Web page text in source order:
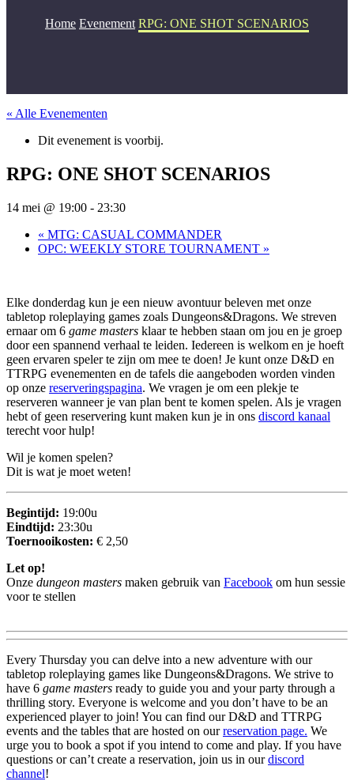
Home Evenement RPG: ONE SHOT SCENARIOS
« Alle Evenementen
Dit evenement is voorbij.
RPG: ONE SHOT SCENARIOS
14 mei @ 19:00 - 23:30
« MTG: CASUAL COMMANDER
OPC: WEEKLY STORE TOURNAMENT »
Elke donderdag kun je een nieuw avontuur beleven met onze
tabletop roleplaying games zoals Dungeons&Dragons. We streven
ernaar om 6 game masters klaar te hebben staan om jou en je groep
door een spannend verhaal te leiden. Iedereen is welkom en je hoeft
geen ervaren speler te zijn om mee te doen! Je kunt onze D&D en
TTRPG evenementen en de tafels die aangeboden worden vinden
op onze reserveringspagina. We vragen je om een plekje te
reserveren wanneer je van plan bent te komen spelen. Als je vragen
hebt of geen reservering kunt maken kun je in ons discord kanaal
terecht voor hulp!
Wil je komen spelen?
Dit is wat je moet weten!
Begintijd: 19:00u
Eindtijd: 23:30u
Toernooikosten: € 2,50
Let op!
Onze dungeon masters maken gebruik van Facebook om hun sessie
voor te stellen
Every Thursday you can delve into a new adventure with our
tabletop roleplaying games like Dungeons&Dragons. We strive to
have 6 game masters ready to guide you and your party through a
thrilling story. Everyone is welcome and you don’t have to be an
experienced player to join! You can find our D&D and TTRPG
events and the tables that are hosted on ourreservation page. We
urge you to book a spot if you intend to come and play. If you have
questions or can’t create a reservation, join us in ourdiscord
channel!